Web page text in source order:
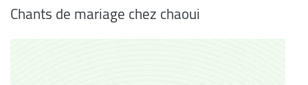
Chants de mariage chez chaoui